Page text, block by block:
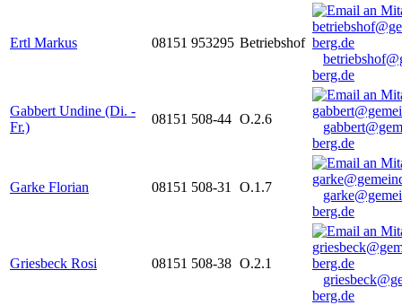
Ertl Markus 08151 953295 Betriebshof
berg.de
Gabbert Undine (Di. -
Fr.)
08151 508-44 O.2.6
berg.de
Garke Florian 08151 508-31 O.1.7
berg.de
Griesbeck Rosi 08151 508-38 O.2.1
berg.de